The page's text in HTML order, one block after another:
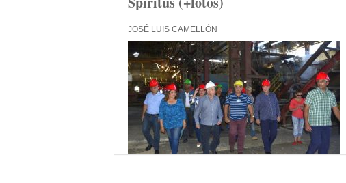
JOSÉ LUIS CAMELLÓN